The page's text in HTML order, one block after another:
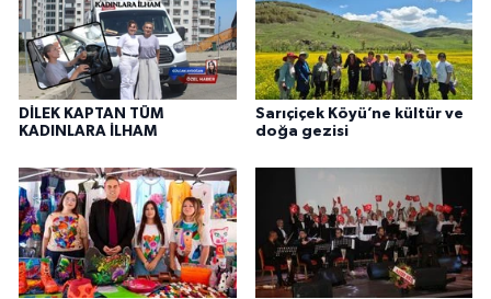
DİLEK KAPTAN TÜM
KADINLARA İLHAM
Sarıçiçek Köyü’ne kültür ve
doğa gezisi